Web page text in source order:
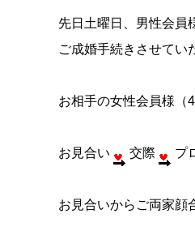
先日土曜日、男性会員
ご成婚手続きさせて
お相手の女性会員様
お見合い 交際 プ
お見合いからご両家